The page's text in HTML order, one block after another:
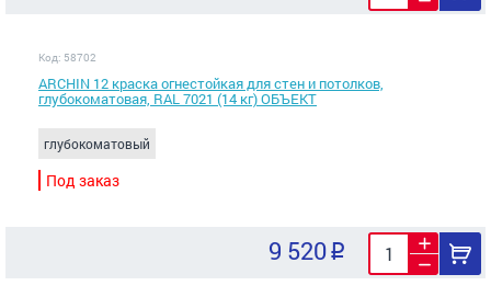
Код: 58702
ARCHIN 12 краска огнестойкая для стен и потолков,
глубокоматовая, RAL 7021 (14 кг) ОБЪЕКТ
глубокоматовый
Под заказ
9 520